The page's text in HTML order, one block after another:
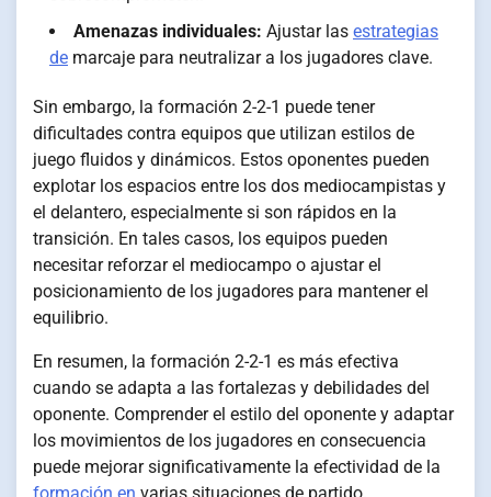
Amenazas individuales: Ajustar las estrategias
de marcaje para neutralizar a los jugadores clave.
Sin embargo, la formación 2-2-1 puede tener
dificultades contra equipos que utilizan estilos de
juego fluidos y dinámicos. Estos oponentes pueden
explotar los espacios entre los dos mediocampistas y
el delantero, especialmente si son rápidos en la
transición. En tales casos, los equipos pueden
necesitar reforzar el mediocampo o ajustar el
posicionamiento de los jugadores para mantener el
equilibrio.
En resumen, la formación 2-2-1 es más efectiva
cuando se adapta a las fortalezas y debilidades del
oponente. Comprender el estilo del oponente y adaptar
los movimientos de los jugadores en consecuencia
puede mejorar significativamente la efectividad de la